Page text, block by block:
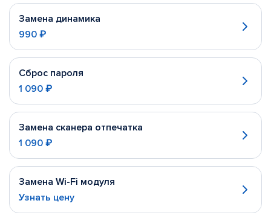
Замена динамика
990 ₽
Сброс пароля
1 090 ₽
Замена сканера отпечатка
1 090 ₽
Замена Wi-Fi модуля
Узнать цену